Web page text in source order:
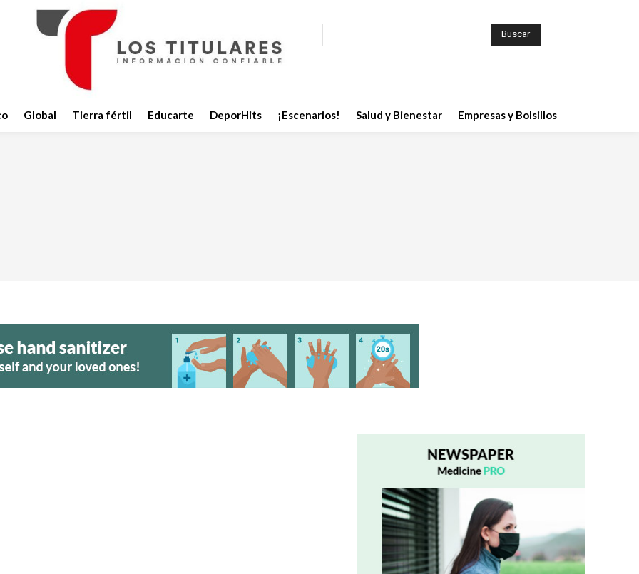
Buscar
Global Tierra fértil Educarte DeporHits ¡Escenarios! Salud y Bienestar Empresas y Bolsillos